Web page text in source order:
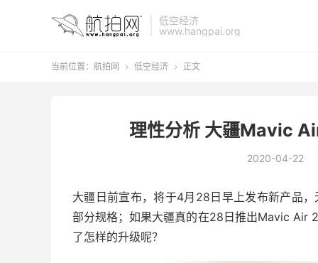
低空经济
www.hangpai.org
当前位置： 航拍网  低空经济  正文
理性分析 大疆Mavic
2020-04-22
大疆日前宣布，将于4月28日早上发布新产品
部分规格；如果大疆真的在28日推出Mavic Air
了怎样的升级呢？